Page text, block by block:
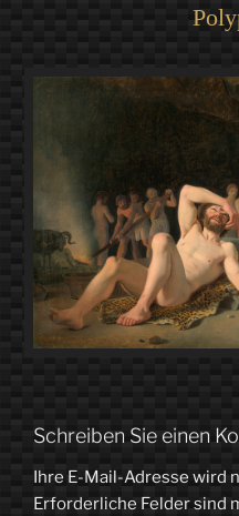
Schreiben Sie einen
Ihre E-Mail-Adresse
Erforderliche Felder sind